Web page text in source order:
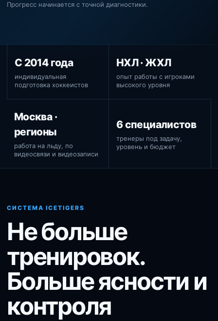
Прогресс начинается с точной диагностики.
С 2014 года
индивидуальная
подготовка хоккеистов
НХЛ · ЖХЛ
опыт работы с игроками
высокого уровня
Москва ·
регионы
работа на льду, по
видеосвязи и видеозаписи
6 специалистов
тренеры под задачу,
уровень и бюджет
СИСТЕМА ICETIGERS
Не больше
тренировок.
Больше ясности и
контроля